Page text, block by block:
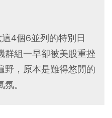
4個6並列的特別日
群組一早卻被美股重挫
野，原本是難得悠閒的
。